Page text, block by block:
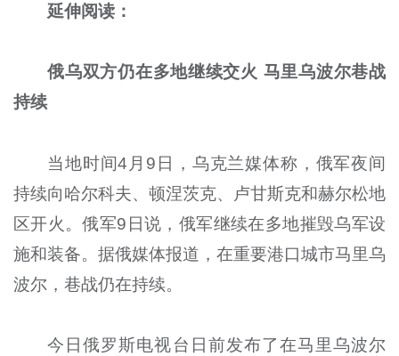
延伸阅读：
俄乌双方仍在多地继续交火 马里乌波尔巷战
持续
当地时间4月9日，乌克兰媒体称，俄军夜间
持续向哈尔科夫、顿涅茨克、卢甘斯克和赫尔松地
区开火。俄军9日说，俄军继续在多地摧毁乌军设
施和装备。据俄媒体报道，在重要港口城市马里乌
波尔，巷战仍在持续。
今日俄罗斯电视台日前发布了在马里乌波尔